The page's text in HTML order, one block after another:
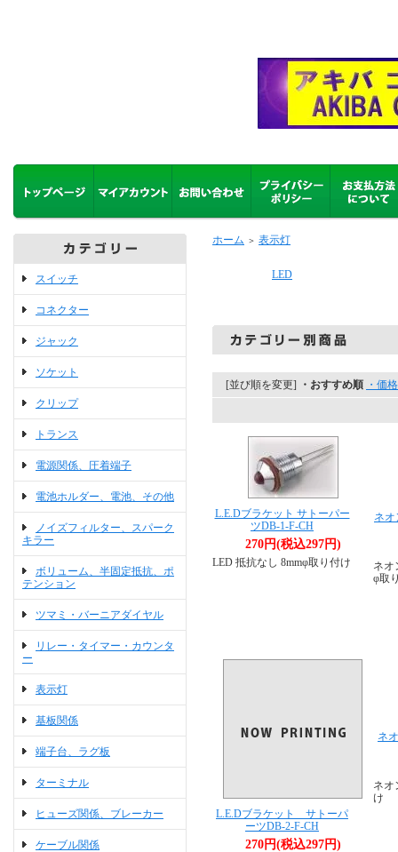
スイッチ
コネクター
ジャック
ソケット
クリップ
トランス
電源関係、圧着端子
電池ホルダー、電池、その他
ノイズフィルター、スパーク
キラー
ボリューム、半固定抵抗、ポ
テンション
ツマミ・バーニアダイヤル
リレー・タイマー・カウンタ
ー
表示灯
基板関係
端子台、ラグ板
ターミナル
ヒューズ関係、ブレーカー
ケーブル関係
ホーム ＞ 表示灯
LED
[並び順を変更] ・おすすめ順 ・価
L.E.Dブラケット サトーパー
ツDB-1-F-CH
270円(税込297円)
LED 抵抗なし 8mmφ取り付け
ネ
ネオ
φ取
L.E.Dブラケット サトーパ
ーツDB-2-F-CH
270円(税込297円)
ネ
ネ
け